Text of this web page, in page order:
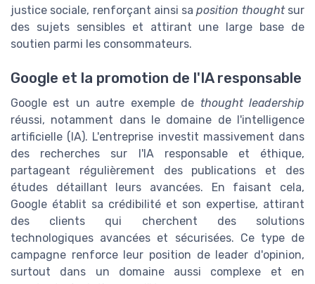
justice sociale, renforçant ainsi saposition thoughtsur
des sujets sensibles et attirant une large base de
soutien parmi les consommateurs.
Google et la promotion de l'IA responsable
Google est un autre exemple de thought leadership
réussi, notamment dans le domaine de l'intelligence
artificielle (IA). L'entreprise investit massivement dans
des recherches sur l'IA responsable et éthique,
partageant régulièrement des publications et des
études détaillant leurs avancées. En faisant cela,
Google établit sa crédibilité et son expertise, attirant
des clients qui cherchent des solutions
technologiques avancées et sécurisées. Ce type de
campagne renforce leur position de leader d'opinion,
surtout dans un domaine aussi complexe et en